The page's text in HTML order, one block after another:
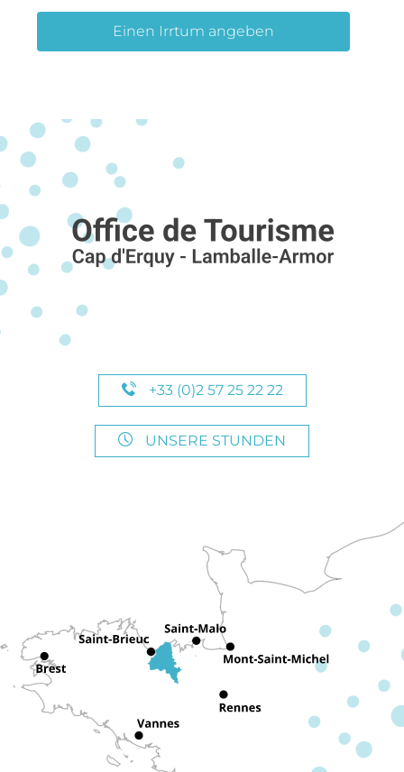
Einen Irrtum angeben
+33 (0)2 57 25 22 22
UNSERE STUNDEN